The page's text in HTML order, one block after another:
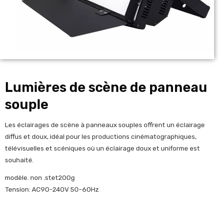
Lumières de scène de panneau
souple
Les éclairages de scène à panneaux souples offrent un éclairage
diffus et doux, idéal pour les productions cinématographiques,
télévisuelles et scéniques où un éclairage doux et uniforme est
souhaité.
modèle. non .stet200g
Tension: AC90-240V 50-60Hz